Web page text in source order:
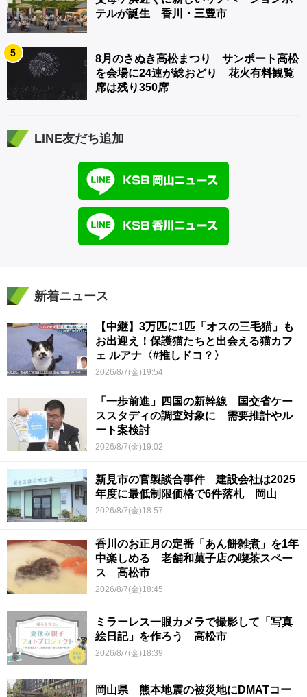
テルが誕生 香川・三豊市
5
8月のさぬき高松まつり サンポート高松
を会場に24連が総おどり 花火有料観覧
席は残り350席
LINE友だち追加
新着ニュース
【中継】3万匹に1匹「オスの三毛猫」も
お出迎え！保護猫たちと出会える猫カフ
ェ ルアナ〈#推しドコ？〉
2026/8/7(金)19:54
「一歩前進」四国の新幹線 国交省ケー
ススタディの調査対象に 需要推計やル
ート案検討
2026/8/7(金)19:02
新見市の官製談合事件 建設会社は2025
年度に最低制限価格で6件落札 岡山
2026/8/7(金)18:57
香川のお正月の定番「あん餅雑煮」を1年
中楽しめる 老舗和菓子店の喫茶スペー
ス 高松市
2026/8/7(金)18:45
ミラーレス一眼カメラで撮影して「写真
絵日記」を作ろう 高松市
2026/8/7(金)18:39
岡山県 熊本地震の被災地にDMATコー